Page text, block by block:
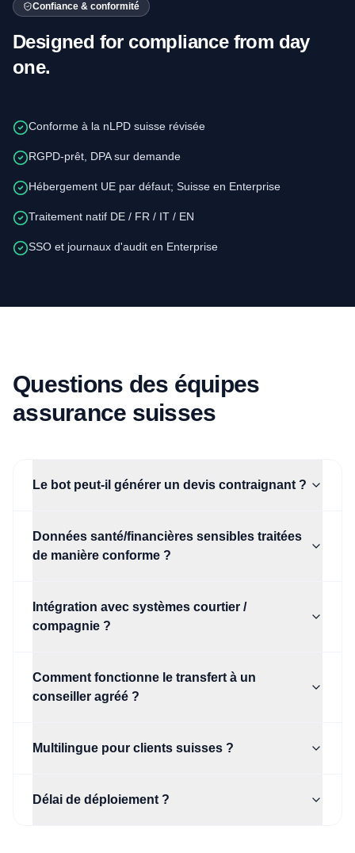
Confiance & conformité
Designed for compliance from day
one.
Conforme à la nLPD suisse révisée
RGPD-prêt, DPA sur demande
Hébergement UE par défaut; Suisse en Enterprise
Traitement natif DE / FR / IT / EN
SSO et journaux d'audit en Enterprise
Questions des équipes
assurance suisses
Le bot peut-il générer un devis contraignant ?
Données santé/financières sensibles traitées
de manière conforme ?
Intégration avec systèmes courtier /
compagnie ?
Comment fonctionne le transfert à un
conseiller agréé ?
Multilingue pour clients suisses ?
Délai de déploiement ?